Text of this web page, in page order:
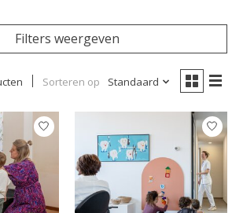
Filters weergeven
Sorteren op Standaard